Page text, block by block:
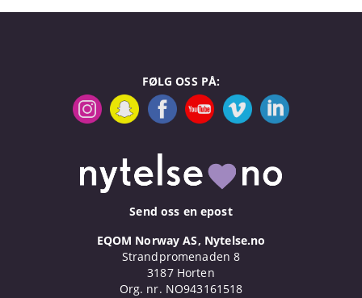
FØLG OSS PÅ:
Send oss en epost
EQOM Norway AS, Nytelse.no
Strandpromenaden 8
3187 Horten
Org. nr. NO943161518